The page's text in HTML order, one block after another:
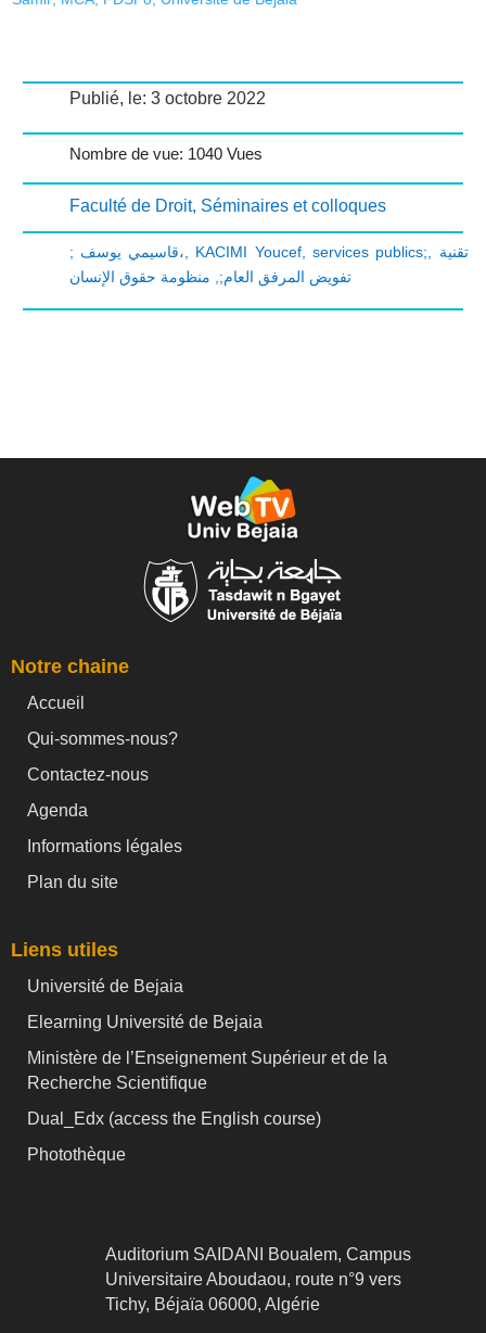
Publié, le: 3 octobre 2022
Nombre de vue: 1040 Vues
Faculté de Droit, Séminaires et colloques
; قاسيمي يوسف، KACIMI Youcef, services publics;
تقنية
تفويض المرفق العام;
منظومة حقوق الإنسان
Notre chaine
Accueil
Qui-sommes-nous?
Contactez-nous
Agenda
Informations légales
Plan du site
Liens utiles
Université de Bejaia
Elearning Université de Bejaia
Ministère de l’Enseignement Supérieur et de la
Recherche Scientifique
Dual_Edx (access the English course)
Photothèque
Auditorium SAIDANI Boualem, Campus
Universitaire Aboudaou, route n°9 vers
Tichy, Béjaïa 06000, Algérie